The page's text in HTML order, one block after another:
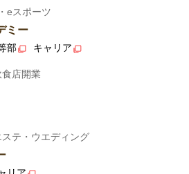
eスポーツ
ミー
部 キャリア
店開業
テ・ウエディング